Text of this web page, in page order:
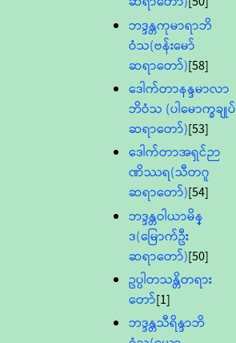
ဘဒ္ဒန္တကုမာရာဘိ
ဝံသ(ဗန်းမော်
ဆရာတော်)[58]
ဒေါက်တာနန္ဒမာလာ
ဘိဝံသ (ပါမောက္ခချုပ်
ဆရာတော်)[53]
ဒေါက်တာအရှင်ဉာ
ဏိဿရ(သီတဂူ
ဆရာတော်)[54]
ဘဒ္ဒန္တဝါယာမိန္
ဒ(မြောက်ဦး
ဆရာတော်)[50]
ဥပ္ပါတသန္တိတရား
တော်[1]
ဘဒ္ဒန္တသီရိန္ဒာဘိ